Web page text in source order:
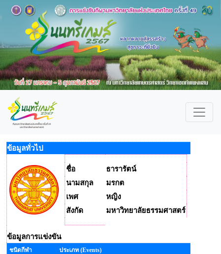
ข้อมูลทั่วไป
ชื่อ
ธารารัตน์
นามสกุล
มรกต
เพศ
หญิง
สังกัด
มหาวิทยาลัยธรรมศาสตร์
ข้อมูลการแข่งขัน
ชนิดกีฬา
ประเภท (Events)